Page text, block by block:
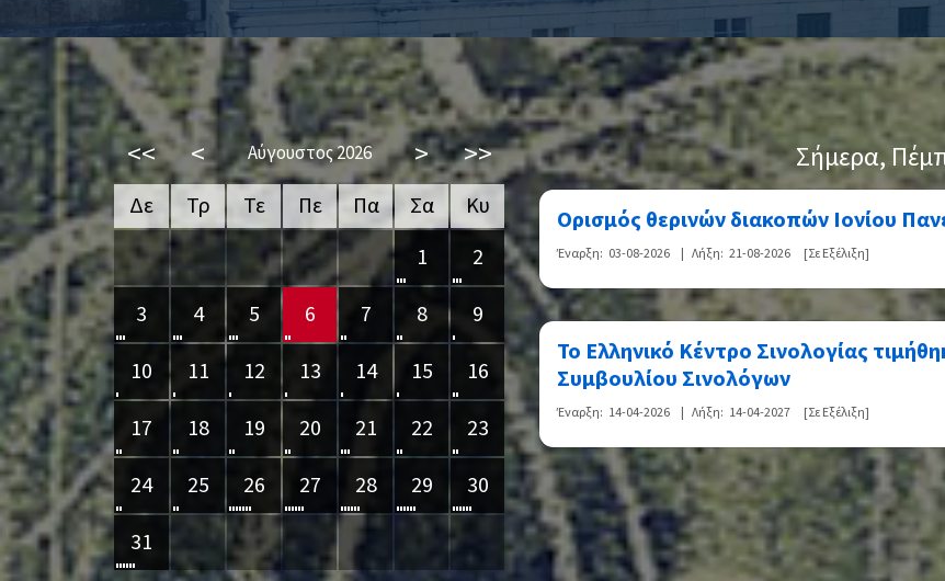
<< < Αύγουστος 2026 > >>
Δε Τρ Τε Πε Πα Σα
Κυ
1
2
3
4 5 6 7 8
9
10
11 12 13 14 15
16
17
18 19 20 21 22
23
24
25 26 27 28 29
30
31
Σήμερα,
Ορισμός θερινών διακοπών Ιονίου
Έναρξη: 03-08-2026 | Λήξη: 21-08-2026 [Σε Εξέλιξη]
Το Ελληνικό Κέντρο Σινολογίας
Συμβουλίου Σινολόγων
Έναρξη: 14-04-2026 | Λήξη: 14-04-2027 [Σε Εξέλιξη]